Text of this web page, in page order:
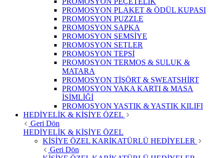
PROMOSYON PLAKET & ÖDÜL KUPASI
PROMOSYON PUZZLE
PROMOSYON ŞAPKA
PROMOSYON ŞEMSİYE
PROMOSYON SETLER
PROMOSYON TEPSİ
PROMOSYON TERMOS & SULUK &
MATARA
PROMOSYON TİŞÖRT & SWEATSHİRT
PROMOSYON YAKA KARTI & MASA
İSİMLİĞİ
PROMOSYON YASTIK & YASTIK KILIFI
HEDİYELİK & KİŞİYE ÖZEL
Geri Dön
HEDİYELİK & KİŞİYE ÖZEL
KİŞİYE ÖZEL KARİKATÜRLÜ HEDİYELER
Geri Dön